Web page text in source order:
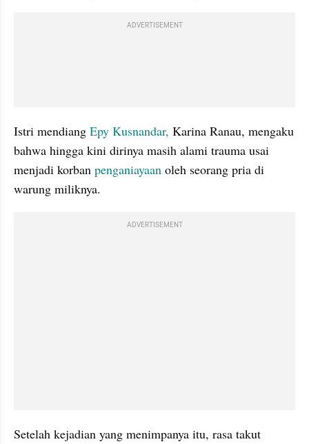
ADVERTISEMENT
Istri mendiang Epy Kusnandar, Karina Ranau, mengaku
bahwa hingga kini dirinya masih alami trauma usai
menjadi korban penganiayaan oleh seorang pria di
warung miliknya.
ADVERTISEMENT
Setelah kejadian yang menimpanya itu, rasa takut